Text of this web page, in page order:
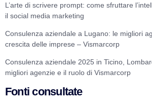
L’arte di scrivere prompt: come sfruttare
il social media marketing
Consulenza aziendale a Lugano: le migliori
crescita delle imprese – Vismarcorp
Consulenza aziendale 2025 in Ticino,
migliori agenzie e il ruolo di Vismarcorp
Fonti consultate